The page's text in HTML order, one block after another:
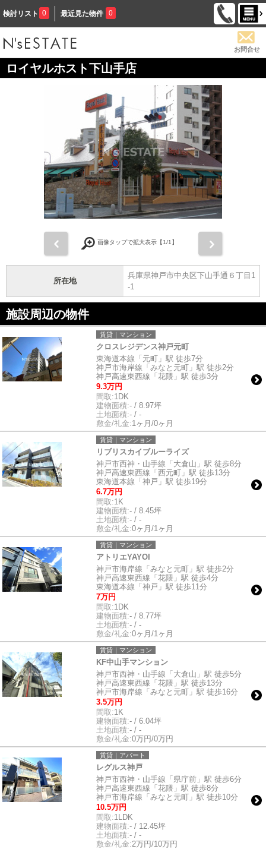
検討リスト 0 最近見た物件 0
お問合せ
ロイヤルホスト下山手店
画像タップで拡大表示【1/1】
所在地
兵庫県神戸市中央区下山手通６丁目1
-1
施設周辺の物件
賃貸｜マンション
クロスレジデンス神戸元町
東海道本線「元町」駅 徒歩7分
神戸市海岸線「みなと元町」駅 徒歩2分
神戸高速東西線「花隈」駅 徒歩3分
9.3万円
間取:1DK
建物面積:- / 8.97坪
土地面積:- / -
敷金/礼金:1ヶ月/0ヶ月
賃貸｜マンション
リブリスカイブルーライズ
神戸市西神・山手線「大倉山」駅 徒歩8分
神戸高速東西線「西元町」駅 徒歩13分
東海道本線「神戸」駅 徒歩19分
6.7万円
間取:1K
建物面積:- / 8.45坪
土地面積:- / -
敷金/礼金:0ヶ月/1ヶ月
賃貸｜マンション
アトリエYAYOI
神戸市海岸線「みなと元町」駅 徒歩2分
神戸高速東西線「花隈」駅 徒歩4分
東海道本線「神戸」駅 徒歩11分
7万円
間取:1DK
建物面積:- / 8.77坪
土地面積:- / -
敷金/礼金:0ヶ月/1ヶ月
賃貸｜マンション
KF中山手マンション
神戸市西神・山手線「大倉山」駅 徒歩5分
神戸高速東西線「花隈」駅 徒歩13分
神戸市海岸線「みなと元町」駅 徒歩16分
3.5万円
間取:1K
建物面積:- / 6.04坪
土地面積:- / -
敷金/礼金:0万円/0万円
賃貸｜アパート
レグルス神戸
神戸市西神・山手線「県庁前」駅 徒歩6分
神戸高速東西線「花隈」駅 徒歩8分
神戸市海岸線「みなと元町」駅 徒歩10分
10.5万円
間取:1LDK
建物面積:- / 12.45坪
土地面積:- / -
敷金/礼金:2万円/10万円